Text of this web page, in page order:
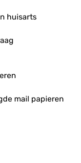
huisarts
mail papieren